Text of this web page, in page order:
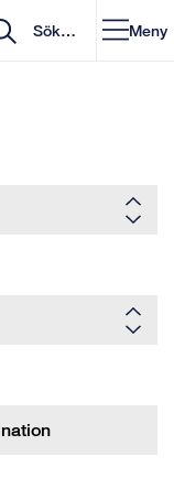
Meny